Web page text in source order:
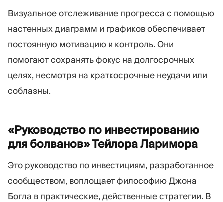
Визуальное отслеживание прогресса с помощью
настенных диаграмм и графиков обеспечивает
постоянную мотивацию и контроль. Они
помогают сохранять фокус на долгосрочных
целях, несмотря на краткосрочные неудачи или
соблазны.
«Руководство по инвестированию
для болванов» ТейлораЛаримора
Это руководство по инвестициям, разработанное
сообществом, воплощает философию Джона
Богла в практические, действенные стратегии. В